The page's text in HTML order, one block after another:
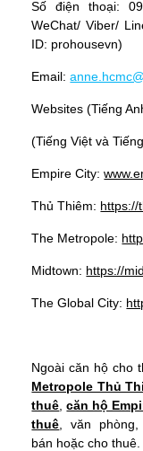
Số điện thoại:
WeChat/ Viber/
ID: prohousevn)
Email:
Websites (Tiếng
(Tiếng Việt và
Empire City:
Thủ Thiêm: https://
The Metropole:
Midtown: https://
The Global City:
Ngoài căn hộ cho
Metropole Thủ
thuê ,căn hộ
thuê , văn
bán hoặc cho thuê.